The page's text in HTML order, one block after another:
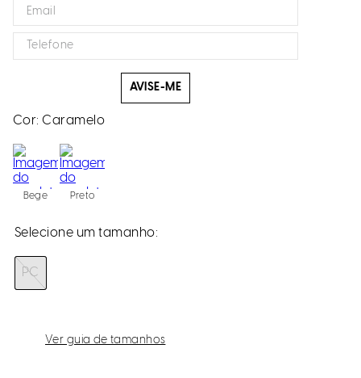
AVISE-ME
Cor:Caramelo
Bege Preto
PC
Ver guia de tamanhos